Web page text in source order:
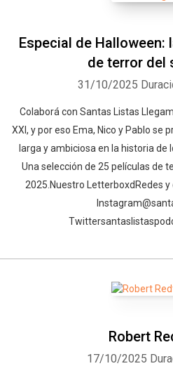
Especial de Halloween:
de terror del
31/10/2025
⁠⁠⁠⁠Colaborá con Santas Listas⁠⁠⁠⁠⁠⁠⁠⁠⁠⁠⁠⁠
XXI, y por eso Ema, Nico y Pablo se
larga y ambiciosa en la historia de
Una selección de 25 películas de
2025.⁠Nuestro Letterboxd⁠⁠⁠⁠⁠⁠⁠⁠⁠⁠⁠⁠⁠⁠⁠⁠⁠⁠⁠⁠⁠⁠⁠⁠⁠⁠⁠⁠⁠⁠⁠⁠⁠⁠⁠⁠⁠⁠⁠⁠Redes
Robert
17/10/2025